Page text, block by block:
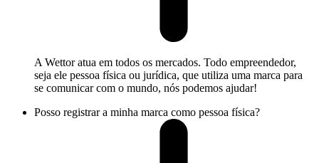
A Wettor atua em todos os mercados. Todo empreendedor,
seja ele pessoa física ou jurídica, que utiliza uma marca para
se comunicar com o mundo, nós podemos ajudar!
Posso registrar a minha marca como pessoa física?